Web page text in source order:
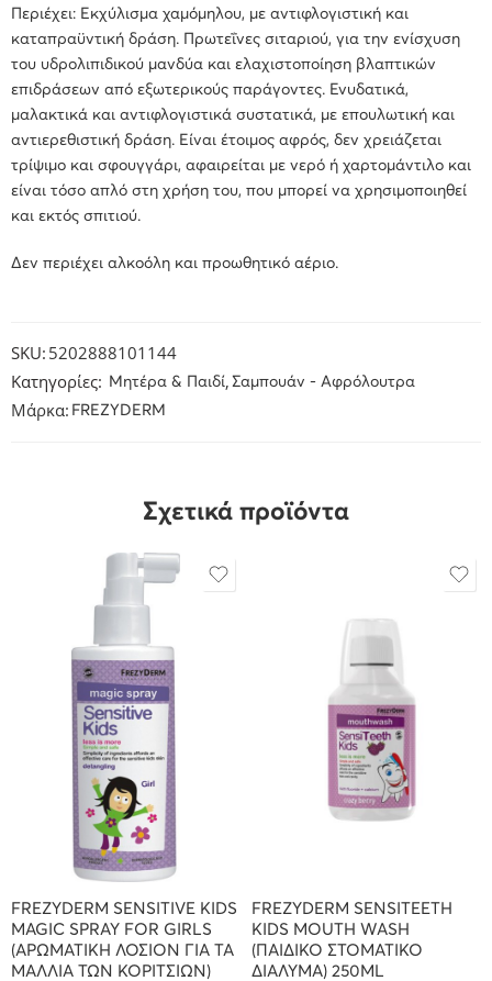
Περιέχει: Εκχύλισμα χαμόμηλου, με αντιφλογιστική και
καταπραϋντική δράση. Πρωτεΐνες σιταριού, για την ενίσχυση
του υδρολιπιδικού μανδύα και ελαχιστοποίηση βλαπτικών
επιδράσεων από εξωτερικούς παράγοντες. Ενυδατικά,
μαλακτικά και αντιφλογιστικά συστατικά, με επουλωτική και
αντιερεθιστική δράση. Είναι έτοιμος αφρός, δεν χρειάζεται
τρίψιμο και σφουγγάρι, αφαιρείται με νερό ή χαρτομάντιλο και
είναι τόσο απλό στη χρήση του, που μπορεί να χρησιμοποιηθεί
και εκτός σπιτιού.
Δεν περιέχει αλκοόλη και προωθητικό αέριο.
SKU: 5202888101144
Κατηγορίες:
Μητέρα & Παιδί, Σαμπουάν - Αφρόλουτρα
Μάρκα: FREZYDERM
Σχετικά προϊόντα
FREZYDERM SENSITIVE KIDS
MAGIC SPRAY FOR GIRLS
(ΑΡΩΜΑΤΙΚΗ ΛΟΣΙΟΝ ΓΙΑ ΤΑ
ΜΑΛΛΙΑ ΤΩΝ ΚΟΡΙΤΣΙΩΝ)
FREZYDERM SENSITEETH
KIDS MOUTH WASH
(ΠΑΙΔΙΚΟ ΣΤΟΜΑΤΙΚΟ
ΔΙΑΛΥΜΑ) 250ML